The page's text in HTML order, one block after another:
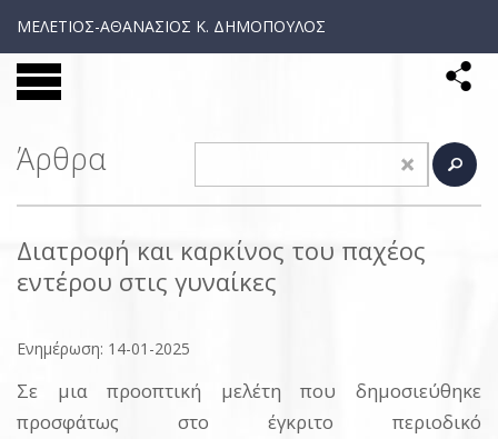
ΜΕΛΕΤΙΟΣ-ΑΘΑΝΑΣΙΟΣ Κ. ΔΗΜΟΠΟΥΛΟΣ
Άρθρα
Διατροφή και καρκίνος του παχέος
εντέρου στις γυναίκες
Ενημέρωση: 14-01-2025
Σε μια προοπτική μελέτη που δημοσιεύθηκε
προσφάτως στο έγκριτο περιοδικό